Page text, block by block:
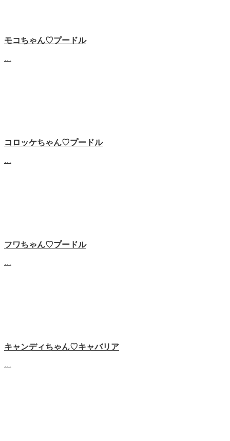
モコちゃん♡プードル
コロッケちゃん♡プードル
フワちゃん♡プードル
キャンディちゃん♡キャバリア